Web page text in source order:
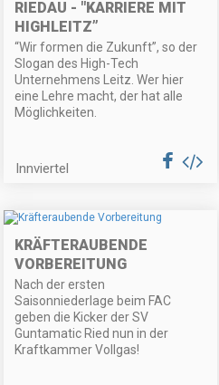
RIEDAU - "KARRIERE MIT
HIGHLEITZ”
“Wir formen die Zukunft”, so der
Slogan des High-Tech
Unternehmens Leitz. Wer hier
eine Lehre macht, der hat alle
Möglichkeiten.
Innviertel
KRÄFTERAUBENDE
VORBEREITUNG
Nach der ersten
Saisonniederlage beim FAC
geben die Kicker der SV
Guntamatic Ried nun in der
Kraftkammer Vollgas!